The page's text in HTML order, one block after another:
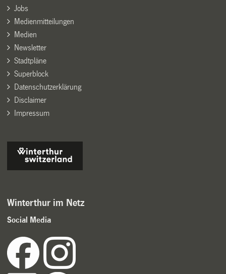
Jobs
Medienmitteilungen
Medien
Newsletter
Stadtpläne
Superblock
Datenschutzerklärung
Disclaimer
Impressum
Winterthur im Netz
Social Media